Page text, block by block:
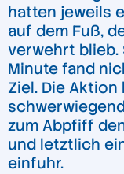
hatten jeweils
auf dem Fuß,
verwehrt blieb.
Minute fand
Ziel. Die
zum Abpfiff
und letztlich
einfuhr.